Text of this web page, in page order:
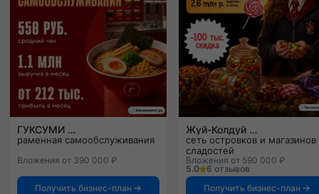
ГУКСУМИ
раменная самообслуживания
Вложения от 390 000 ₽
Получить бизнес-план
Жуй-Колдуй
сеть островков и магазинов
сладостей
Вложения от 590 000 ₽
5.0
6 отзывов
Получить бизнес-план